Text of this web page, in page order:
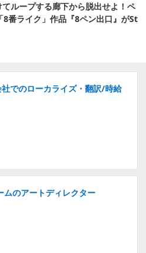
てループする廊下から脱出せよ！ペ
8番ライク」作品『8ペン出口』がSt
でのローカライズ・翻訳/時給
ムのアートディレクター